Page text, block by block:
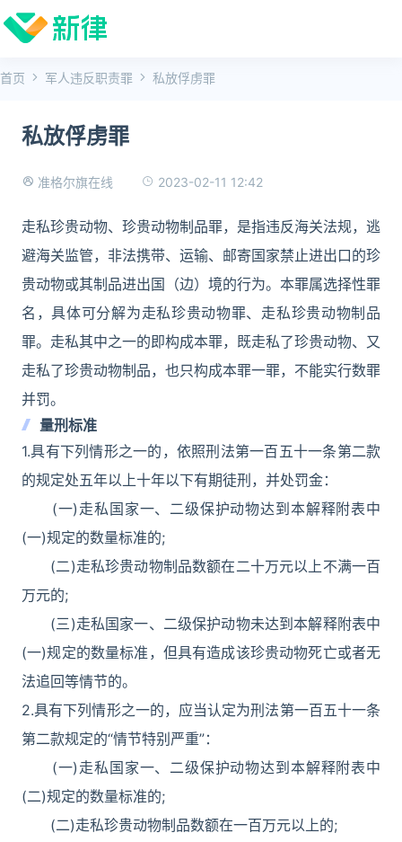
首页 军人违反职责罪 私放俘虏罪
私放俘虏罪
准格尔旗在线 2023-02-11 12:42
走私珍贵动物、珍贵动物制品罪，是指违反海关法规，逃
避海关监管，非法携带、运输、邮寄国家禁止进出口的珍
贵动物或其制品进出国（边）境的行为。本罪属选择性罪
名，具体可分解为走私珍贵动物罪、走私珍贵动物制品
罪。走私其中之一的即构成本罪，既走私了珍贵动物、又
走私了珍贵动物制品，也只构成本罪一罪，不能实行数罪
并罚。
量刑标准
1.具有下列情形之一的，依照刑法第一百五十一条第二款
的规定处五年以上十年以下有期徒刑，并处罚金：
(一)走私国家一、二级保护动物达到本解释附表中
(一)规定的数量标准的;
(二)走私珍贵动物制品数额在二十万元以上不满一百
万元的;
(三)走私国家一、二级保护动物未达到本解释附表中
(一)规定的数量标准，但具有造成该珍贵动物死亡或者无
法追回等情节的。
2.具有下列情形之一的，应当认定为刑法第一百五十一条
第二款规定的“情节特别严重”：
(一)走私国家一、二级保护动物达到本解释附表中
(二)规定的数量标准的;
(二)走私珍贵动物制品数额在一百万元以上的;